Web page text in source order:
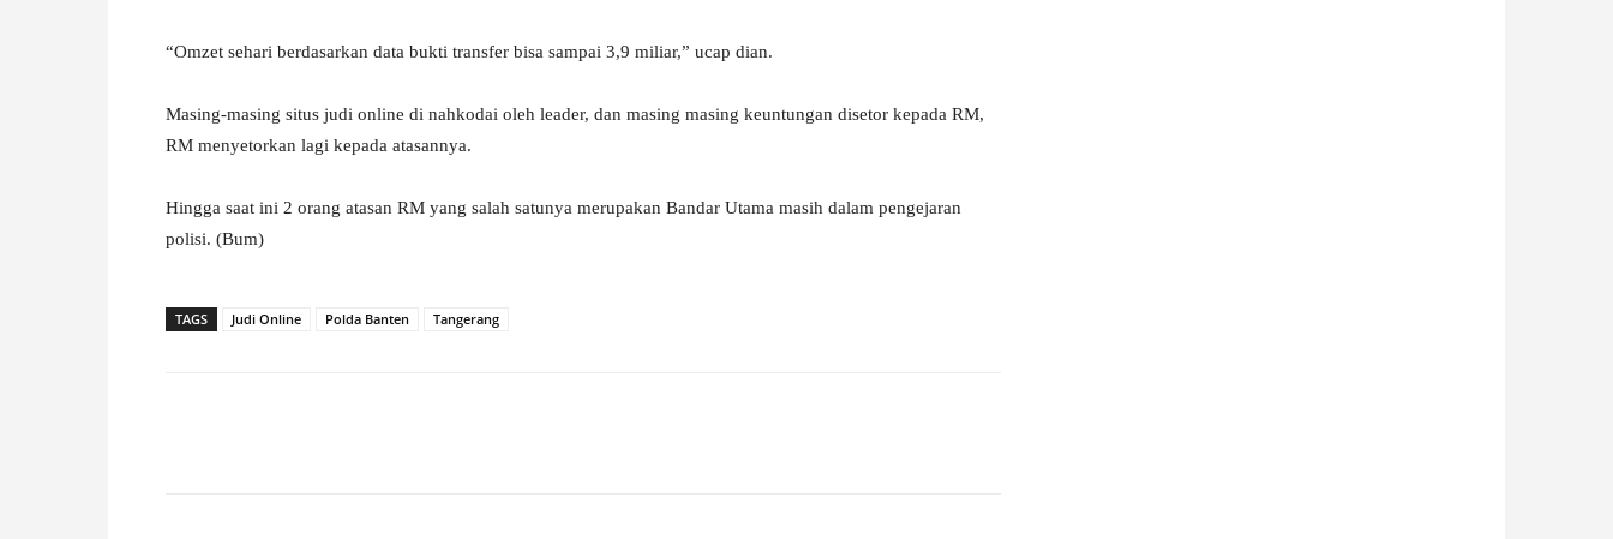
“Omzet sehari berdasarkan data bukti transfer bisa sampai 3,9 miliar,” ucap dian.
Masing-masing situs judi online di nahkodai oleh leader, dan masing masing keuntungan disetor kepada RM,
RM menyetorkan lagi kepada atasannya.
Hingga saat ini 2 orang atasan RM yang salah satunya merupakan Bandar Utama masih dalam pengejaran
polisi. (Bum)
TAGS Judi Online Polda Banten Tangerang